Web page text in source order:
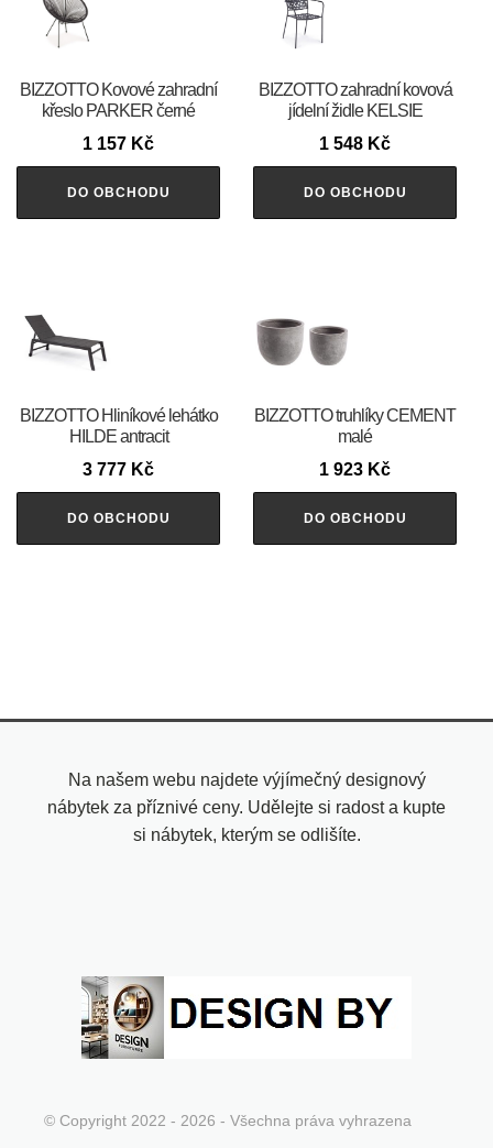
BIZZOTTO Kovové zahradní
křeslo PARKER černé
1 157 Kč
DO OBCHODU
BIZZOTTO zahradní kovová
jídelní židle KELSIE
1 548 Kč
DO OBCHODU
BIZZOTTO Hliníkové lehátko
HILDE antracit
3 777 Kč
DO OBCHODU
BIZZOTTO truhlíky CEMENT
malé
1 923 Kč
DO OBCHODU
Na našem webu najdete výjímečný designový
nábytek za příznivé ceny. Udělejte si radost a kupte
si nábytek, kterým se odlišíte.
© Copyright 2022 - 2026 - Všechna práva vyhrazena